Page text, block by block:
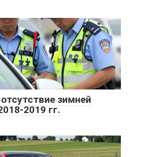
зимней
2019 гг.